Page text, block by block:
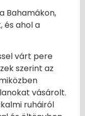
Bahamákon,
és ahol a
várt pere
szerint az
vásárolt.
ruháiról